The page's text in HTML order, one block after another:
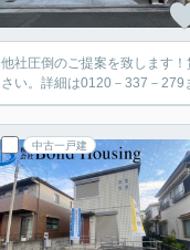
他社圧倒のご提案を致します
さい。詳細は0120－337－279
中古一戸建